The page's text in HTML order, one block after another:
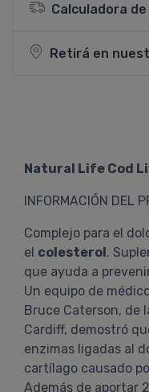
Calculadora
Retirá en
Natural Life Cod
INFORMACIÓN DEL
Complejo para el
el colesterol.
que ayuda a
Un equipo de
Bruce Caterson, de
Cardiff, demostró
enzimas ligadas al
cartílago causado
Además de aportar